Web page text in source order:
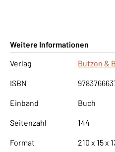
Weitere Informationen
Verlag
Butzon &
ISBN
Einband Buch
Seitenzahl 144
Format 210 x 15 x